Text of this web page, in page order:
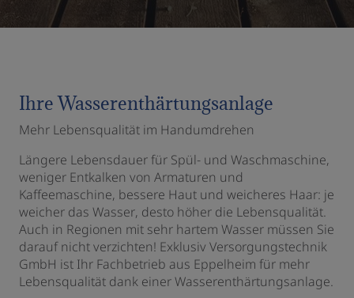
Ihre Wasserenthärtungsanlage
Mehr Lebensqualität im Handumdrehen
Längere Lebensdauer für Spül- und Waschmaschine,
weniger Entkalken von Armaturen und
Kaffeemaschine, bessere Haut und weicheres Haar: je
weicher das Wasser, desto höher die Lebensqualität.
Auch in Regionen mit sehr hartem Wasser müssen Sie
darauf nicht verzichten! Exklusiv Versorgungstechnik
GmbH ist Ihr Fachbetrieb aus Eppelheim für mehr
Lebensqualität dank einer Wasserenthärtungsanlage.